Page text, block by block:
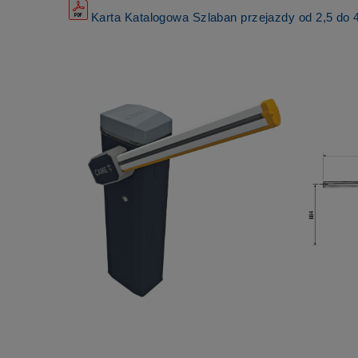
Karta Katalogowa Szlaban przejazdy od 2,5 do